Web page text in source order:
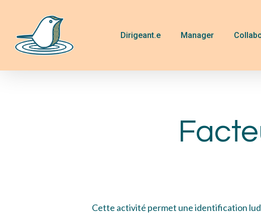
main
content
Dirigeant.e Manager
Cette activité permet uneidentification